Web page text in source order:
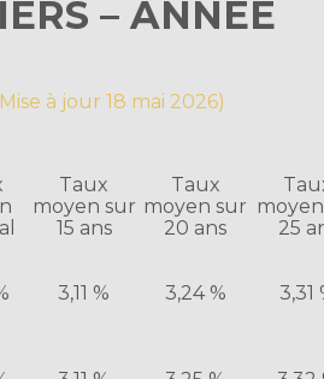
– ANNÉE
à jour 18 mai 2026)
Taux
moyen sur
15 ans
Taux
moyen sur
20 ans
25
3,11 % 3,24 % 3,31